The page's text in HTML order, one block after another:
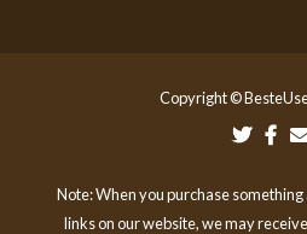
Copyright ©
Note: When you purchase
links on our website, we may